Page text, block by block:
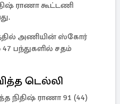
ராணா கூட்டணி
அணியின் ஸ்கோர்
பந்துகளில் சதம்
டெல்லி
நிதிஷ் ராணா 91 (44)